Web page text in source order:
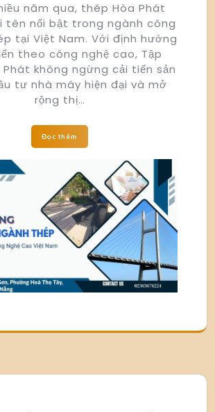
năm qua, thép Hòa Phát
tên nổi bật trong ngành công
tại Việt Nam. Với định hướng
theo công nghệ cao, Tập
không ngừng cải tiến sản
tư nhà máy hiện đại và mở
rộng thị…
Đọc thêm